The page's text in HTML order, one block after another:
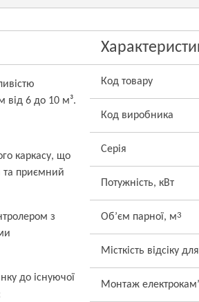
від 6 до 10 м³.
каркасу, що
та приємний
з
до існуючої
Код товару
Код виробника
Серія
Потужність, кВт
Об’єм парної, м3
Місткість відсіку
Монтаж